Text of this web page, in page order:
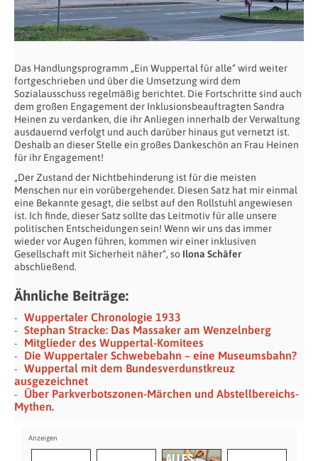
Das Handlungsprogramm „Ein Wuppertal für alle“ wird weiter
fortgeschrieben und über die Umsetzung wird dem
Sozialausschuss regelmäßig berichtet. Die Fortschritte sind auch
dem großen Engagement der Inklusionsbeauftragten Sandra
Heinen zu verdanken, die ihr Anliegen innerhalb der Verwaltung
ausdauernd verfolgt und auch darüber hinaus gut vernetzt ist.
Deshalb an dieser Stelle ein großes Dankeschön an Frau Heinen
für ihr Engagement!
„Der Zustand der Nichtbehinderung ist für die meisten
Menschen nur ein vorübergehender. Diesen Satz hat mir einmal
eine Bekannte gesagt, die selbst auf den Rollstuhl angewiesen
ist. Ich finde, dieser Satz sollte das Leitmotiv für alle unsere
politischen Entscheidungen sein! Wenn wir uns das immer
wieder vor Augen führen, kommen wir einer inklusiven
Gesellschaft mit Sicherheit näher“, so Ilona Schäfer
abschließend.
Ähnliche Beiträge:
Wuppertaler Chronologie 1933
Stephan Stracke: Das Massaker am Wenzelnberg
Mitglieder des Wuppertal-Komitees
Die Wuppertaler Schwebebahn – eine Museumsbahn?
Wuppertal mit dem Bundesverdunstkreuz
ausgezeichnet
Über Parkverbotszonen-Märchen und Abstellbereichs-
Mythen.